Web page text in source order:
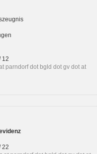
12
parndorf dot bgld dot gv dot at
22